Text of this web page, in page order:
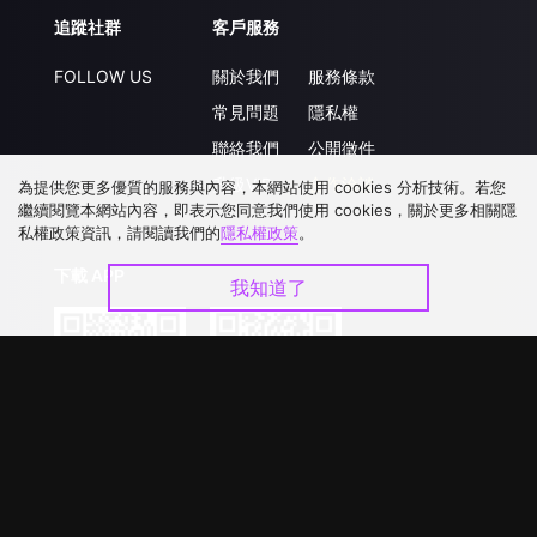
追蹤社群
FOLLOW US
客戶服務
關於我們
常見問題
聯絡我們
升級VIP
服務條款
隱私權
公開徵件
合作洽談
為提供您更多優質的服務與內容，本網站使用 cookies 分析技術。若您
繼續閱覽本網站內容，即表示您同意我們使用 cookies，關於更多相關隱
私權政策資訊，請閱讀我們的隱私權政策。
我知道了